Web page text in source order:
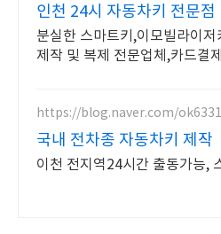
인천 24시 자동차키 전문점
분실한 스마트키,이모빌라이
제작 및 복제 전문업체,카드결제
https://blog.naver.com/
국내 전차종 자동차키 제작
이천 전지역24시간 출동가능,